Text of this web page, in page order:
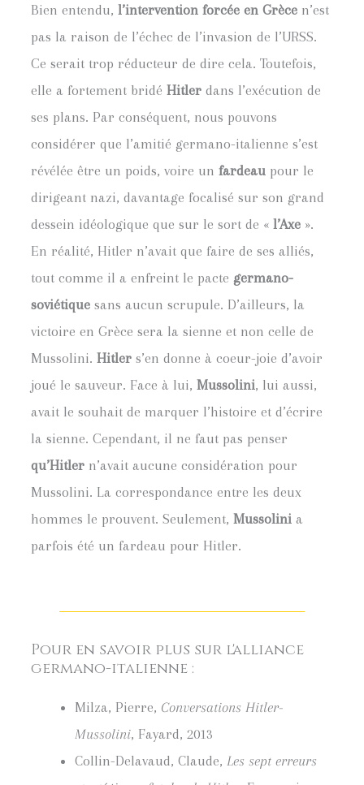
Bien entendu,l’intervention forcée en Grèce n’est
pas la raison de l’échec de l’invasion de l’URSS.
Ce serait trop réducteur de dire cela. Toutefois,
elle a fortement bridéHitler dans l’exécution de
ses plans. Par conséquent, nous pouvons
considérer que l’amitié germano-italienne s’est
révélée être un poids, voire unfardeau pour le
dirigeant nazi, davantage focalisé sur son grand
dessein idéologique que sur le sort de «l’Axe ».
En réalité, Hitler n’avait que faire de ses alliés,
tout comme il a enfreint le pactegermano-
soviétique sans aucun scrupule. D’ailleurs, la
victoire en Grèce sera la sienne et non celle de
Mussolini.Hitler s’en donne à coeur-joie d’avoir
joué le sauveur. Face à lui,Mussolini, lui aussi,
avait le souhait de marquer l’histoire et d’écrire
la sienne. Cependant, il ne faut pas penser
qu’Hitler n’avait aucune considération pour
Mussolini. La correspondance entre les deux
hommes le prouvent. Seulement,Mussolini a
parfois été un fardeau pour Hitler.
Pour en savoir plus sur l'alliance
germano-italienne :
Milza, Pierre, Conversations Hitler-
Mussolini, Fayard, 2013
Collin-Delavaud, Claude,Les sept erreurs